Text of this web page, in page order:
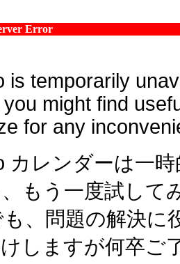
Error
is temporarily
you might find
for any
カレンダーは一
もう一度試して
、問題の解決に
しますが何卒ご